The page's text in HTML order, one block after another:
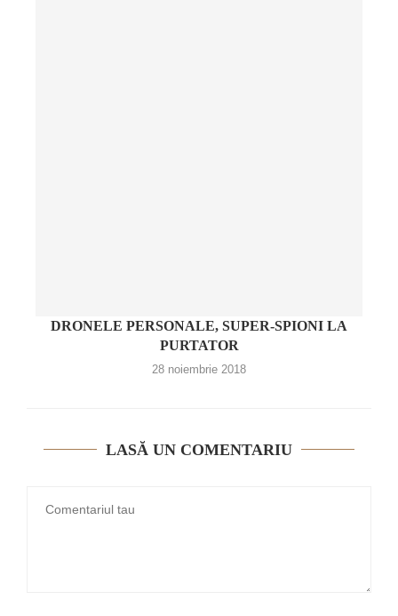
DRONELE PERSONALE, SUPER-SPIONI LA
PURTATOR
28 noiembrie 2018
LASĂ UN COMENTARIU